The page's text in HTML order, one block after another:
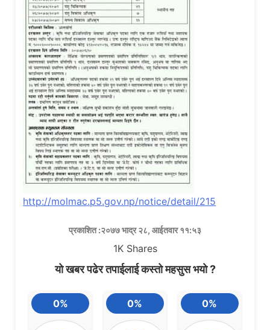
http://molmac.p5.gov.np/notice/detail/215
प्रकाशित :२०७७ भाद्र २८, आईतवार ११:५३
1K Shares
यो खबर पढेर तपाईलाई कस्तो महसुस भयो ?
0% 0% 0%